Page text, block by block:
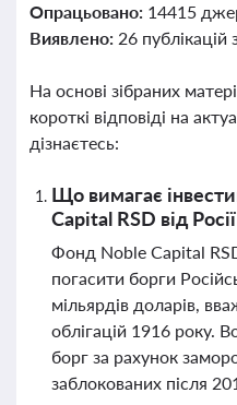
Опрацьовано: 14415
Виявлено: 26 публікацій
На основі зібраних
короткі відповіді на
дізнаєтесь:
Що вимагає
Capital RSD від
Фонд Noble Capital
погасити борги
мільярдів доларів,
облігацій 1916 року.
борг за рахунок
заблокованих після